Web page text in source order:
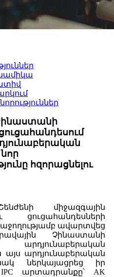
հզորացնելու
միջազգային
ցուցահանդեսների
ավարտվեց
Չինաստանի
այս արդյունաբերական
ներկայացրեց իր
արտադրանքը՝ AK